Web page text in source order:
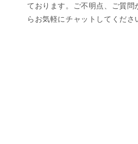
ております。ご不明点、ご質問
らお気軽にチャットしてくださ